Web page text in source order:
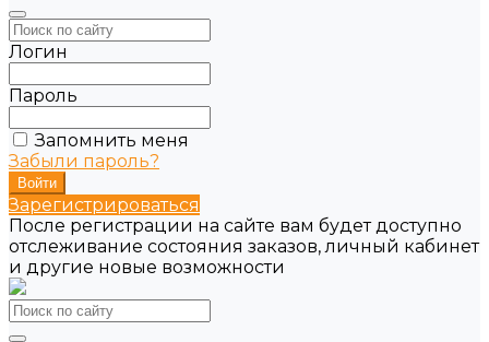
Логин
Пароль
Запомнить меня
Забыли пароль?
Зарегистрироваться
После регистрации на сайте вам будет доступно
отслеживание состояния заказов, личный кабинет
и другие новые возможности